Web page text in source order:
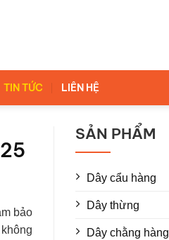
TIN TỨC LIÊN HỆ
bảo
SẢN PHẨM
Dây cẩu hàng
Dây thừng
Dây chằng hàng